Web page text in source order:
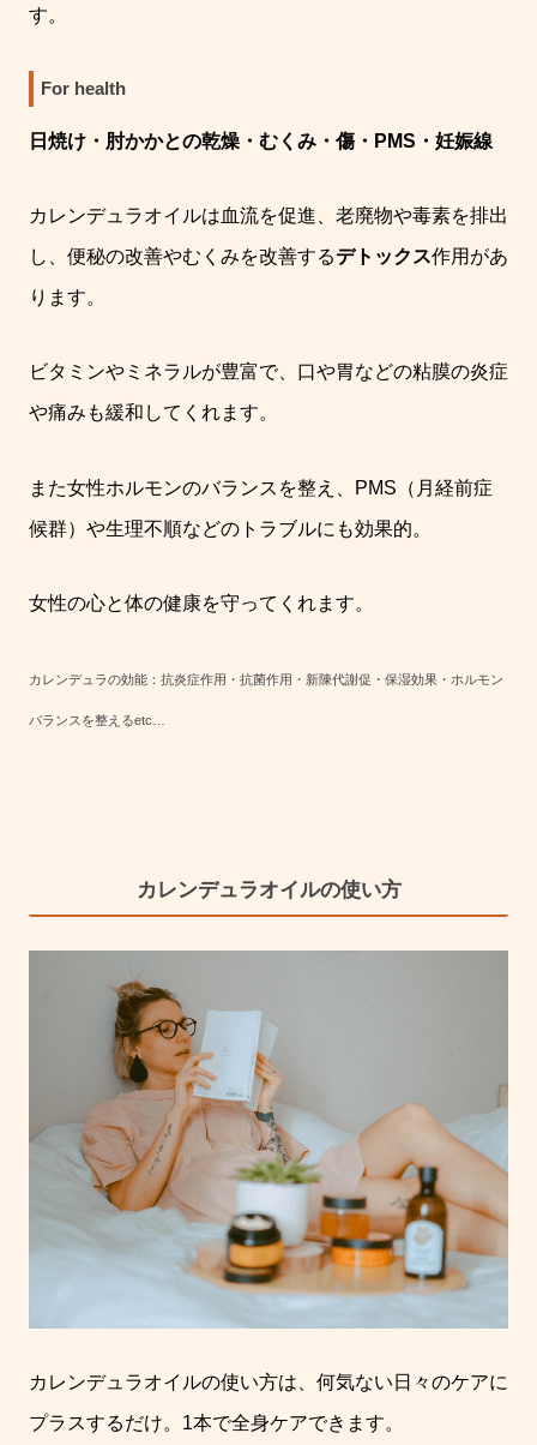
す。
For health
日焼け・肘かかとの乾燥・むくみ・傷・ PMS ・妊娠線
カレンデュラオイルは血流を促進、老廃物や毒素を排出
し、便秘の改善やむくみを改善するデトックス作用があ
ります。
ビタミンやミネラルが豊富で、口や胃などの粘膜の炎症
や痛みも緩和してくれます。
また女性ホルモンのバランスを整え、 PMS （月経前症
候群）や生理不順などのトラブルにも効果的。
女性の心と体の健康を守ってくれます。
カレンデュラの効能：抗炎症作用・抗菌作用・新陳代謝促・保湿効果・ホルモン
バランスを整えるetc…
カレンデュラオイルの使い方
カレンデュラオイルの使い方は、何気ない日々のケアに
プラスするだけ。 1本で全身ケアできます。